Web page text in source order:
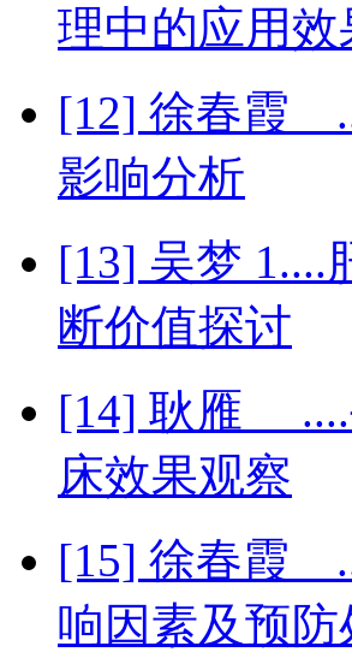
理中的应用效
[12] 徐春霞
影响分析
[13] 吴梦 1....
断价值探讨
[14] 耿雁 ....
床效果观察
[15] 徐春霞
响因素及预